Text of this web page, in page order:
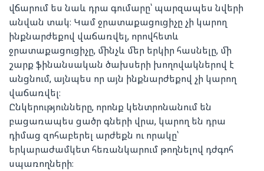
վճարում ես նաև դրա գումարը՝ պարզապես նվերի
անվան տակ։ Կամ ջրատաքացուցիչը չի կարող
ինքնարժեքով վաճառվել, որովհետև
ջրատաքացուցիչը, մինչև մեր երկիր հասնելը, մի
շարք ֆինանսական ծախսերի խողովակներով է
անցնում, այնպես որ այն ինքնարժեքով չի կարող
վաճառվել։
Ընկերությունները, որոնք կենտրոնանում են
բացառապես ցածր գների վրա, կարող են դրա
դիմաց զոհաբերել արժեքն ու որակը՝
երկարաժամկետ հեռանկարում թողնելով դժգոհ
սպառողների։